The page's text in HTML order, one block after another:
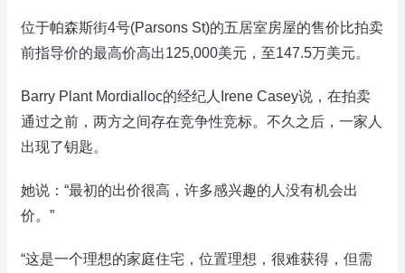
位于帕森斯街4号(Parsons St)的五居室房屋的售价比拍卖
前指导价的最高价高出125,000美元，至147.5万美元。
Barry Plant Mordialloc的经纪人Irene Casey说，在拍卖
通过之前，两方之间存在竞争性竞标。不久之后，一家人
出现了钥匙。
她说：“最初的出价很高，许多感兴趣的人没有机会出
价。”
“这是一个理想的家庭住宅，位置理想，很难获得，但需